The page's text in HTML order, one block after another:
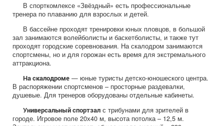
В спорткомлексе «Звёздный» есть профессиональные
тренера по плаванию для взрослых и детей.
В бассейне проходят тренировки юных пловцов, в большой
зал занимаются волейболисты и баскетболисты, и также тут
проходят городские соревнования. На скалодром занимаются
спортсмены, но и для горожан есть время для экстремального
аттракциона.
На скалодроме — юные туристы детско-юношеского центра.
В распоряжении спортсменов – просторные раздевалки,
душевые. Для тренеров оборудованы отдельные кабинеты.
Универсальный спортзал с трибунами для зрителей в
городе. Игровое поле 20х40 м, высота потолка – 12,5 м.